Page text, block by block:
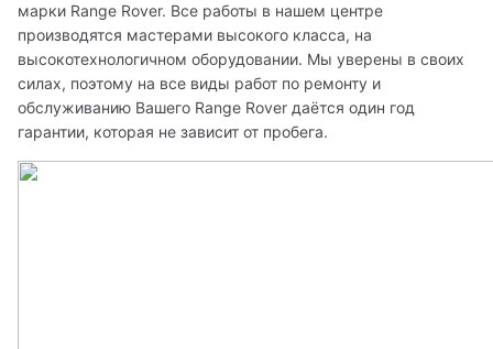
марки Range Rover. Все работы в нашем центре
производятся мастерами высокого класса, на
высокотехнологичном оборудовании. Мы уверены в своих
силах, поэтому на все виды работ по ремонту и
обслуживанию Вашего Range Rover даётся один год
гарантии, которая не зависит от пробега.